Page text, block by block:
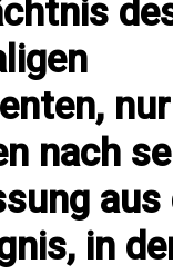
nach
aus
in